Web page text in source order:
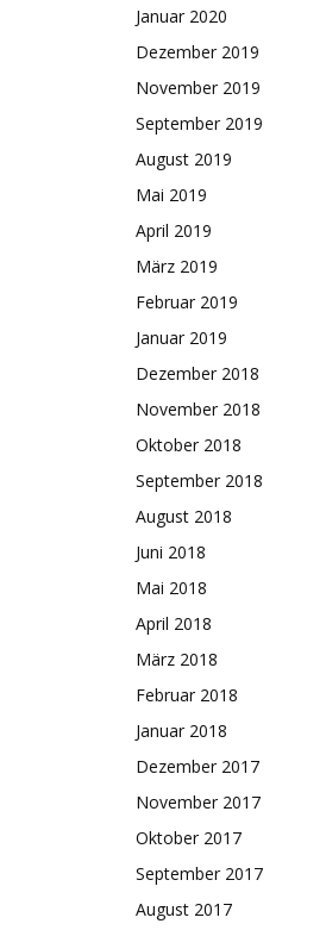
Januar 2020
Dezember 2019
November 2019
September 2019
August 2019
Mai 2019
April 2019
März 2019
Februar 2019
Januar 2019
Dezember 2018
November 2018
Oktober 2018
September 2018
August 2018
Juni 2018
Mai 2018
April 2018
März 2018
Februar 2018
Januar 2018
Dezember 2017
November 2017
Oktober 2017
September 2017
August 2017